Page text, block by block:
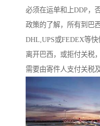
必须在运单和上DDP，
政策的了解，所有到巴
DHL,UPS或FEDEX等
离开巴西，或拒付关税
需要由寄件人支付关税